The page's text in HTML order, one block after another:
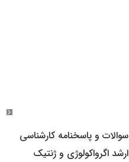
سوالات و پاسخنامه کارشناسی
ارشد اگرواکولوژی و ژنتیک